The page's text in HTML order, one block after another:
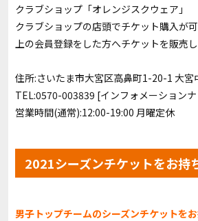
クラブショップ「オレンジスクウェア 」
クラブショップの店頭でチケット購入が
上の会員登録をした方へチケットを販売し
住所:さいたま市大宮区高鼻町1-20-1 大宮
TEL:0570-003839 [インフォメーション
営業時間(通常):12:00-19:00 月曜定休
2021シーズンチケットをお持
男子トップチームのシーズンチケットを